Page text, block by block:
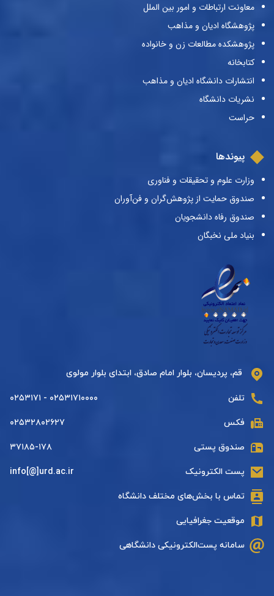
معاونت ارتباطات و امور بین الملل
پژوهشگاه ادیان و مذاهب
پژوهشکده مطالعات زن و خانواده
کتابخانه
انتشارات دانشگاه ادیان و مذاهب
نشریات دانشگاه
حراست
پیوندها
وزارت علوم و تحقیقات و فناوری
صندوق حمایت از پژوهش‌گران و فن‌آوران
صندوق رفاه دانشجویان
بنیاد ملی نخبگان
قم، پردیسان، بلوار امام صادق، ابتدای بلوار مولوی
تلفن ۰۲۵۳۱۷۱۰۰۰۰ - ۰۲۵۳۱۷۱
فکس ۰۲۵۳۲۸۰۲۶۲۷
صندوق پستی ۳۷۱۸۵-۱۷۸
پست الکترونیک info[@]urd.ac.ir
تماس با بخش‌های مختلف دانشگاه
موقعیت جغرافیایی
سامانه پست‌الکترونیکی دانشگاهی